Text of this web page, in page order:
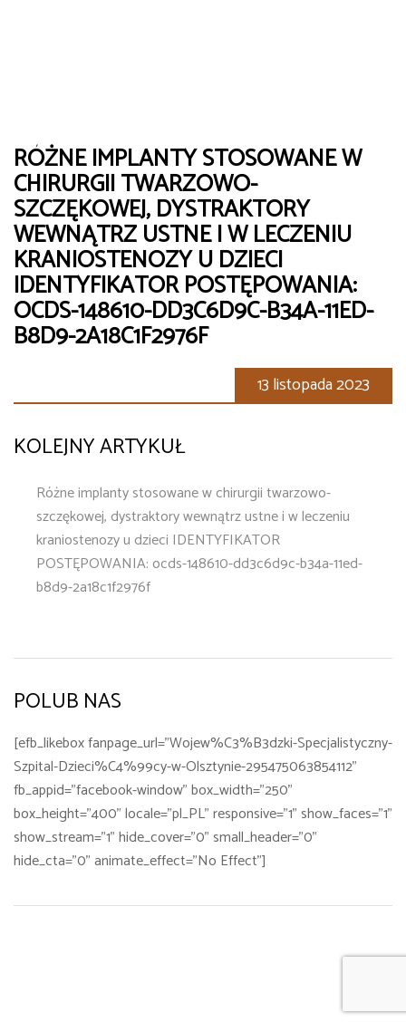
RÓŻNE IMPLANTY STOSOWANE W
CHIRURGII TWARZOWO-
SZCZĘKOWEJ, DYSTRAKTORY
WEWNĄTRZ USTNE I W LECZENIU
KRANIOSTENOZY U DZIECI
IDENTYFIKATOR POSTĘPOWANIA:
OCDS-148610-DD3C6D9C-B34A-11ED-
B8D9-2A18C1F2976F
13 listopada 2023
KOLEJNY ARTYKUŁ
Różne implanty stosowane w chirurgii twarzowo-
szczękowej, dystraktory wewnątrz ustne i w leczeniu
kraniostenozy u dzieci IDENTYFIKATOR
POSTĘPOWANIA: ocds-148610-dd3c6d9c-b34a-11ed-
b8d9-2a18c1f2976f
POLUB NAS
[efb_likebox fanpage_url="Wojew%C3%B3dzki-Specjalistyczny-
Szpital-Dzieci%C4%99cy-w-Olsztynie-295475063854112"
fb_appid="facebook-window" box_width="250"
box_height="400" locale="pl_PL" responsive="1" show_faces="1"
show_stream="1" hide_cover="0" small_header="0"
hide_cta="0" animate_effect="No Effect"]